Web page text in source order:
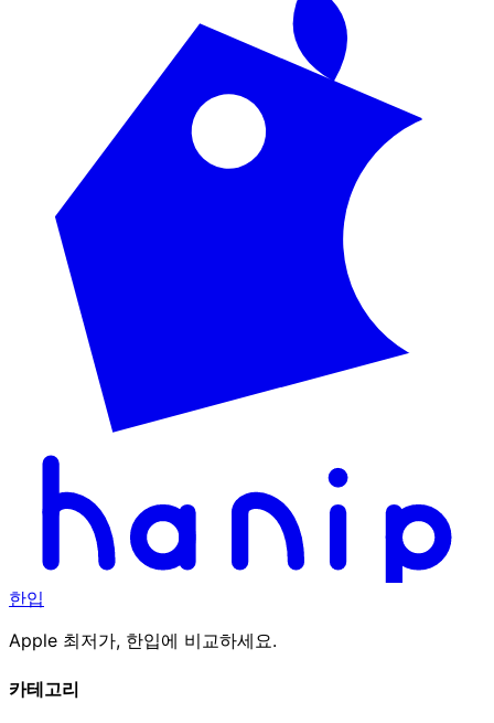
한입
Apple 최저가, 한입에 비교하세요.
카테고리